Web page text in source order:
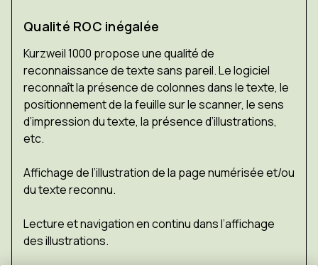
Qualité ROC inégalée
Kurzweil 1000 propose une qualité de
reconnaissance de texte sans pareil. Le logiciel
reconnaît la présence de colonnes dans le texte, le
positionnement de la feuille sur le scanner, le sens
d’impression du texte, la présence d’illustrations,
etc.
Affichage de l’illustration de la page numérisée et/ou
du texte reconnu.
Lecture et navigation en continu dans l’affichage
des illustrations.